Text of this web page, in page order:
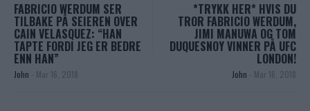
FABRICIO WERDUM SER
TILBAKE PÅ SEIEREN OVER
CAIN VELASQUEZ: “HAN
TAPTE FORDI JEG ER BEDRE
ENN HAN”
John - Mar 16, 2018
*TRYKK HER* HVIS DU
TROR FABRICIO WERDUM,
JIMI MANUWA OG TOM
DUQUESNOY VINNER PÅ UFC
LONDON!
John - Mar 16, 2018